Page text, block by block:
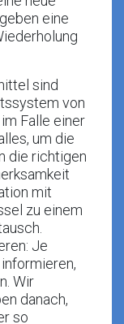
eine
sind
von
Falle einer
um die
die richtigen
mit
zu einem
Je
Wir
danach,
so